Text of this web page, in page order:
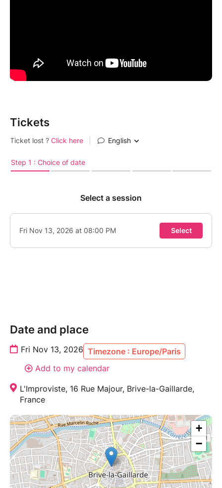
Tickets
Date and place
Fri Nov 13, 2026 Timezone : Europe/Paris
Add to my calendar
L'Improviste, 16 Rue Majour, Brive-la-Gaillarde,
France
+
−